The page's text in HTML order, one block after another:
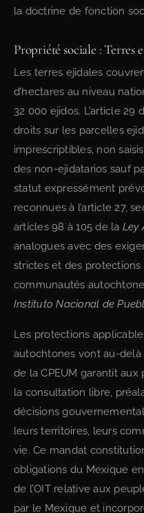
la doctrine de fonction
Propriété sociale : Terres
Les terres ejidales
d’hectares au niveau
32 000 ejidos. L’article 29
droits sur les parcelles
imprescriptibles, non
des non-ejidatarios sauf
statut expressément
reconnues à l’article 27,
articles 98 à 105 de la Ley
analogues avec des
strictes et des
communautés
Instituto Nacional de
Les protections
autochtones vont au-delà
de la CPEUM garantit
la consultation libre,
décisions
leurs territoires, leurs
vie. Ce mandat
obligations du Mexique
de l’OIT relative aux
par le Mexique et